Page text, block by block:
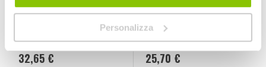
Personalizza
Taniche Jerry Pro -
BRUNNER
20l
32,65 €
Avvolgitubo Aquafil
- BRUNNER
BRUNNER
27,5x15,5x13,5cm 10m
25,70 €